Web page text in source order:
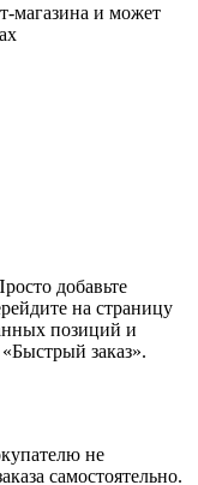
магазина и может
добавьте
на страницу
позиций и
заказ».
не
самостоятельно.